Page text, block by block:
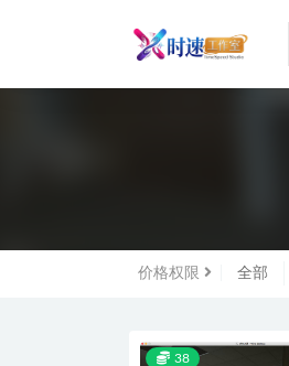
价格权限 全部
38